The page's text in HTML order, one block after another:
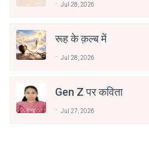
Jul 28, 2026
रूह के क़ल्ब में
Jul 28, 2026
Gen Z पर कविता
Jul 27, 2026